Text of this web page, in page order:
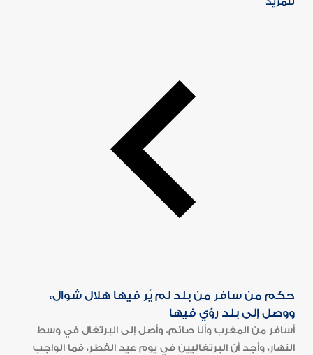
حكم من سافر من بلد لم يُر فيها هلال شوال،
ووصل إلى بلد رؤي فيها
أسافر من المغرب وأنا صائم، وأصل إلى البرتغال في وسط
النهار، وأجد أن البرتغاليين في يوم عيد الفطر، فما الواجب